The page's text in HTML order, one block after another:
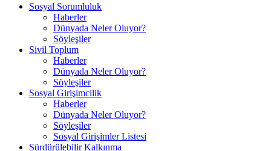
Sosyal Sorumluluk
Haberler
Dünyada Neler Oluyor?
Söyleşiler
Sivil Toplum
Haberler
Dünyada Neler Oluyor?
Söyleşiler
Sosyal Girişimcilik
Haberler
Dünyada Neler Oluyor?
Söyleşiler
Sosyal Girişimler Listesi
Sürdürülebilir Kalkınma